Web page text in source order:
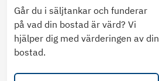
Går du i säljtankar och funderar
på vad din bostad är värd? Vi
hjälper dig med värderingen av din
bostad.